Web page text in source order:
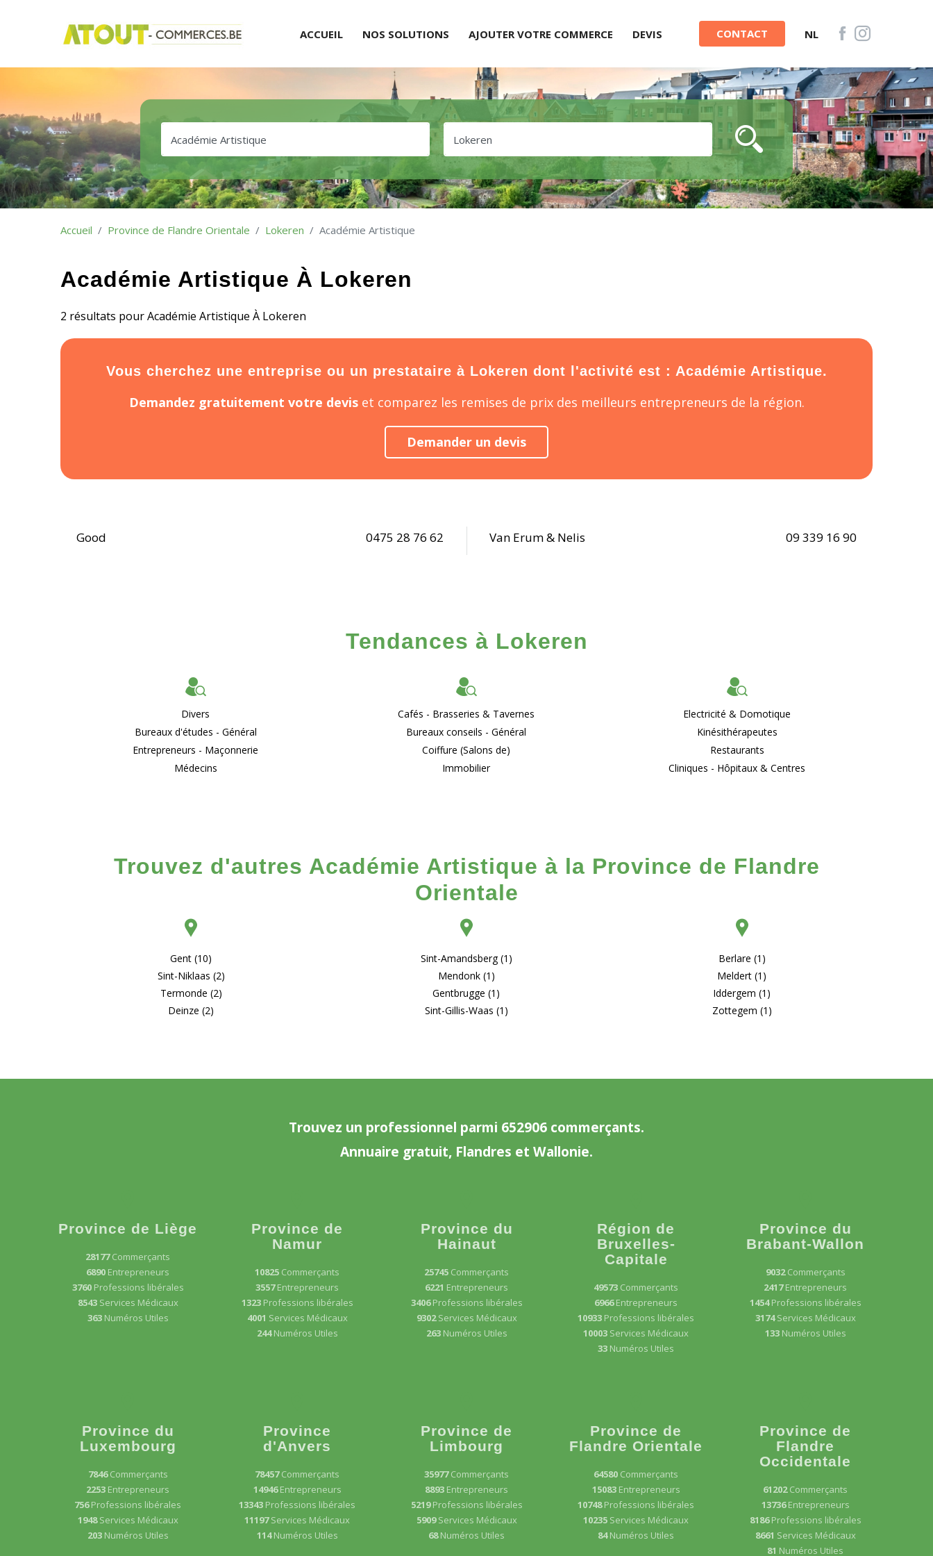
ACCUEIL NOS SOLUTIONS AJOUTER VOTRE COMMERCE DEVIS CONTACT NL
Accueil Province de Flandre Orientale Lokeren Académie Artistique
Académie Artistique À Lokeren
2 résultats pour Académie Artistique À Lokeren
Vous cherchez une entreprise ou un prestataire à Lokeren dont l'activité est : Académie Artistique.
Demandez gratuitement votre deviset comparez les remises de prix des meilleurs entrepreneurs de la région.
Demander un devis
Good 0475 28 76 62 Van Erum & Nelis 09 339 16 90
Tendances à Lokeren
Divers
Bureaux d'études - Général
Entrepreneurs - Maçonnerie
Médecins
Cafés - Brasseries & Tavernes
Bureaux conseils - Général
Coiffure (Salons de)
Immobilier
Electricité & Domotique
Kinésithérapeutes
Restaurants
Cliniques - Hôpitaux & Centres
Trouvez d'autres Académie Artistique à la Province de Flandre
Orientale
Gent (10)
Sint-Niklaas (2)
Termonde (2)
Deinze (2)
Sint-Amandsberg (1)
Mendonk (1)
Gentbrugge (1)
Sint-Gillis-Waas (1)
Berlare (1)
Meldert (1)
Iddergem (1)
Zottegem (1)
Trouvez un professionnel parmi 652906 commerçants.
Annuaire gratuit, Flandres et Wallonie.
Province de Liège
28177Commerçants
6890 Entrepreneurs
3760 Professions libérales
8543 Services Médicaux
363 Numéros Utiles
Province de
Namur
10825 Commerçants
3557Entrepreneurs
1323 Professions libérales
4001 Services Médicaux
244Numéros Utiles
Province du
Hainaut
25745 Commerçants
6221 Entrepreneurs
3406Professions libérales
9302Services Médicaux
263 Numéros Utiles
Région de
Bruxelles-
Capitale
49573 Commerçants
6966Entrepreneurs
10933 Professions libérales
10003 Services Médicaux
33 Numéros Utiles
Province du
Brabant-Wallon
9032Commerçants
2417Entrepreneurs
1454Professions libérales
3174Services Médicaux
133 Numéros Utiles
Province du
Luxembourg
7846Commerçants
2253 Entrepreneurs
756Professions libérales
1948Services Médicaux
203 Numéros Utiles
Province
d'Anvers
78457Commerçants
14946Entrepreneurs
13343 Professions libérales
11197Services Médicaux
114Numéros Utiles
Province de
Limbourg
35977Commerçants
8893 Entrepreneurs
5219Professions libérales
5909Services Médicaux
68Numéros Utiles
Province de
Flandre Orientale
64580 Commerçants
15083 Entrepreneurs
10748Professions libérales
10235 Services Médicaux
84Numéros Utiles
Province de
Flandre
Occidentale
61202Commerçants
13736Entrepreneurs
8186Professions libérales
8661 Services Médicaux
81 Numéros Utiles